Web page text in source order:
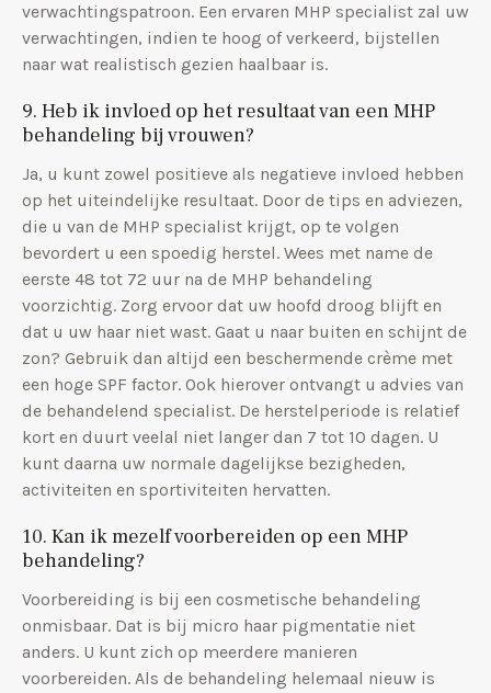
verwachtingspatroon. Een ervaren MHP specialist zal uw
verwachtingen, indien te hoog of verkeerd, bijstellen
naar wat realistisch gezien haalbaar is.
9. Heb ik invloed op het resultaat van een MHP
behandeling bij vrouwen?
Ja, u kunt zowel positieve als negatieve invloed hebben
op het uiteindelijke resultaat. Door de tips en adviezen,
die u van de MHP specialist krijgt, op te volgen
bevordert u een spoedig herstel. Wees met name de
eerste 48 tot 72 uur na de MHP behandeling
voorzichtig. Zorg ervoor dat uw hoofd droog blijft en
dat u uw haar niet wast. Gaat u naar buiten en schijnt de
zon? Gebruik dan altijd een beschermende crème met
een hoge SPF factor. Ook hierover ontvangt u advies van
de behandelend specialist. De herstelperiode is relatief
kort en duurt veelal niet langer dan 7 tot 10 dagen. U
kunt daarna uw normale dagelijkse bezigheden,
activiteiten en sportiviteiten hervatten.
10. Kan ik mezelf voorbereiden op een MHP
behandeling?
Voorbereiding is bij een cosmetische behandeling
onmisbaar. Dat is bij micro haar pigmentatie niet
anders. U kunt zich op meerdere manieren
voorbereiden. Als de behandeling helemaal nieuw is